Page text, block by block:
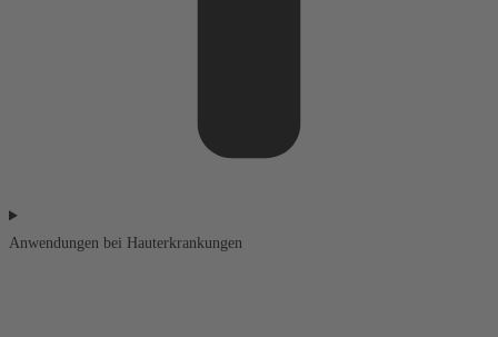
Anwendungen bei Hauterkrankungen